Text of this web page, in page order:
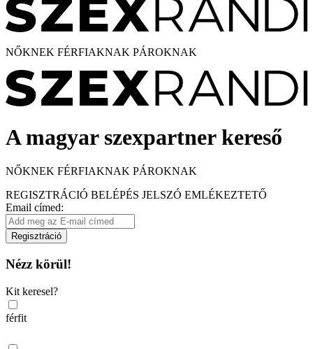
NŐKNEK FÉRFIAKNAK PÁROKNAK
A magyar szexpartner kereső
NŐKNEK FÉRFIAKNAK PÁROKNAK
REGISZTRÁCIÓ BELÉPÉS JELSZÓ EMLÉKEZTETŐ
Email címed:
Regisztráció
Nézz körül!
Kit keresel?
férfit